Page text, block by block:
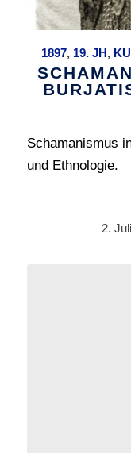
1897, 19. JH,
Schamanismus
und Ethnologie.
2. /